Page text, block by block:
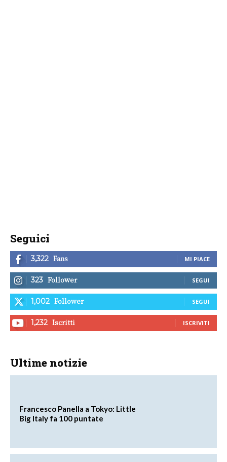
Seguici
3,322 Fans MI PIACE
323 Follower SEGUI
1,002 Follower SEGUI
1,232 Iscritti ISCRIVITI
Ultime notizie
Francesco Panella a Tokyo: Little
Big Italy fa 100 puntate